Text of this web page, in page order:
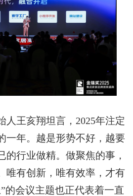
王亥翔坦言，2025年注定
一年。越是形势不好，越要
的行业做精。做聚焦的事，
唯有创新，唯有效率，才有
的会议主题也正代表着一直